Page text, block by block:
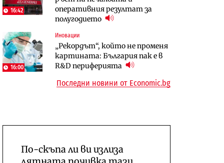
16:42
оперативния резултат за
полугодието
16:00
Иновации
„Рекордът“, който не променя
картината: България пак е в
R&D периферията
център в Доброславци
Трафикът толкова е намалял,
че големи медии обмислят да се
откажат напълно от Google
център в Доброславци
10:12
Държавният ТЕЦ „Марица
изток 2“ работи с 5 блока
Последни новини от Economic.bg
По-скъпа ли ви излиза